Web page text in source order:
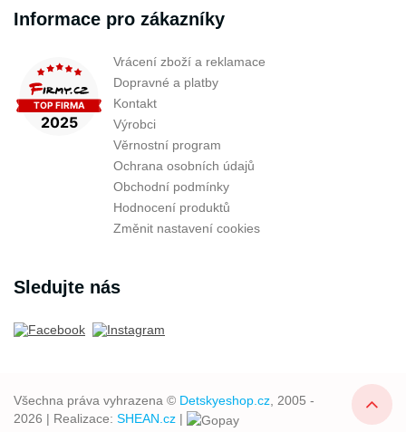
Informace pro zákazníky
Vrácení zboží a reklamace
Dopravné a platby
Kontakt
Výrobci
Věrnostní program
Ochrana osobních údajů
Obchodní podmínky
Hodnocení produktů
Změnit nastavení cookies
Sledujte nás
Všechna práva vyhrazena © Detskyeshop.cz, 2005 -
2026 | Realizace: SHEAN.cz |